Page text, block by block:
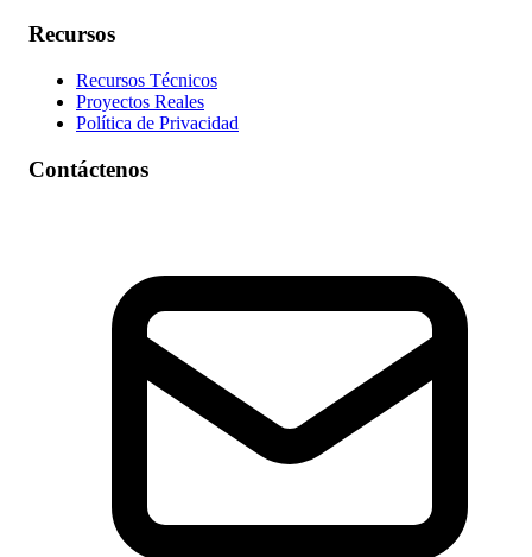
Recursos
Recursos Técnicos
Proyectos Reales
Política de Privacidad
Contáctenos